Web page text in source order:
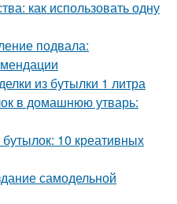
как использовать одну
подвала:
из бутылки 1 литра
в домашнюю утварь:
10 креативных
самодельной